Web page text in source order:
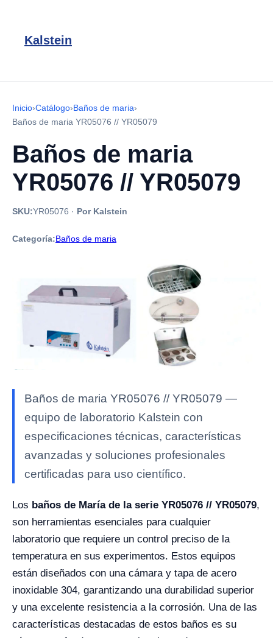
Kalstein
Inicio›Catálogo›Baños de maria›
Baños de maria YR05076 // YR05079
Baños de maria
YR05076 // YR05079
SKU:YR05076 · Por Kalstein
Categoría:Baños de maria
Baños de maria YR05076 // YR05079 —
equipo de laboratorio Kalstein con
especificaciones técnicas, características
avanzadas y soluciones profesionales
certificadas para uso científico.
Los baños de María de la serie YR05076 // YR05079,
son herramientas esenciales para cualquier
laboratorio que requiere un control preciso de la
temperatura en sus experimentos. Estos equipos
están diseñados con una cámara y tapa de acero
inoxidable 304, garantizando una durabilidad superior
y una excelente resistencia a la corrosión. Una de las
características destacadas de estos baños es su